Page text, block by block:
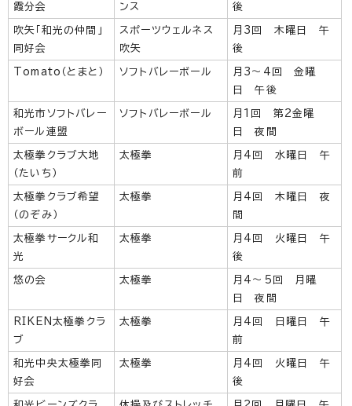
霞分会
ンス
後
吹矢「和光の仲間」
同好会
スポーツウェルネス
吹矢
月3回 木曜日 午
後
Tomato（とまと） ソフトバレーボール
月3～4回 金曜
日 午後
和光市ソフトバレー
ボール連盟
ソフトバレーボール
月1回 第2金曜
日 夜間
太極拳クラブ大地
（たいち）
太極拳
月4回 水曜日 午
前
太極拳クラブ希望
（のぞみ）
太極拳
月4回 木曜日 夜
間
太極拳サークル和
光
太極拳
月4回 火曜日 午
後
悠の会 太極拳
月4～5回 月曜
日 夜間
RIKEN太極拳クラ
ブ
太極拳
月4回 日曜日 午
前
和光中央太極拳同
好会
太極拳
月4回 火曜日 午
後